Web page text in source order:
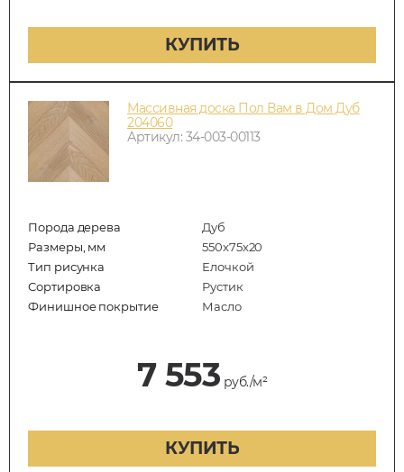
КУПИТЬ
Массивная доска Пол Вам в Дом Дуб
204060
Артикул: 34-003-00113
Порода дерева
Дуб
Размеры, мм
550x75x20
Тип рисунка
Елочкой
Сортировка
Рустик
Финишное покрытие
Масло
7 553 руб./м²
КУПИТЬ